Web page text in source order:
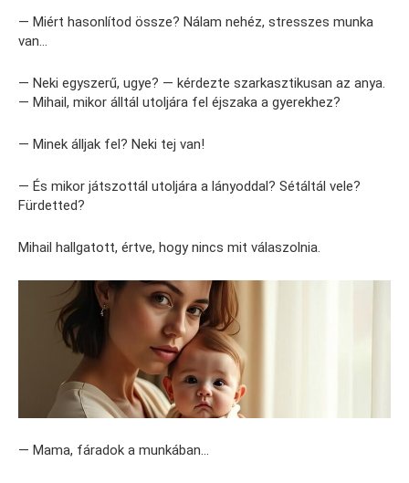
— Miért hasonlítod össze? Nálam nehéz, stresszes munka
van…
— Neki egyszerű, ugye? — kérdezte szarkasztikusan az anya.
— Mihail, mikor álltál utoljára fel éjszaka a gyerekhez?
— Minek álljak fel? Neki tej van!
— És mikor játszottál utoljára a lányoddal? Sétáltál vele?
Fürdetted?
Mihail hallgatott, értve, hogy nincs mit válaszolnia.
— Mama, fáradok a munkában…